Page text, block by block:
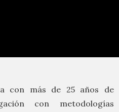
con más de 25 años de
con metodologías